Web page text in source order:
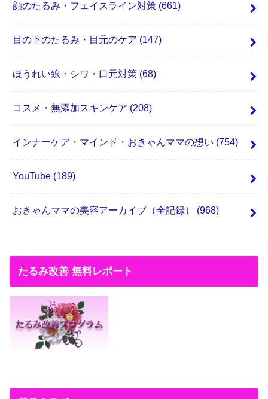
顔のたるみ・フェイスライン対策 (661)
目の下のたるみ・目元のケア (147)
ほうれい線・シワ・口元対策 (68)
コスメ・無添加スキンケア (208)
インナーケア・マインド・おきゃんママの想い (754)
YouTube (189)
おきゃんママの美容アーカイブ（全記録） (968)
たるみ改善 無料レポート